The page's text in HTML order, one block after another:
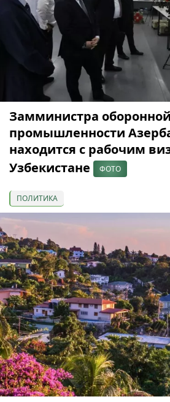
Замминистра оборонной
промышленности
находится с рабочим
Узбекистане
ФОТО
ПОЛИТИКА